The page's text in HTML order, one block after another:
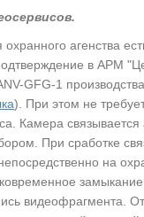
охранного агенства
в АРМ
GFG-1
). При этом не
Камера
При сработке
на
видеофрагмента.